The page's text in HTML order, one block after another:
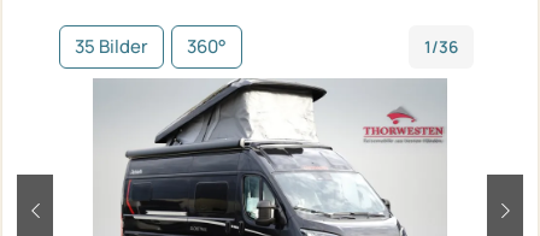
35 Bilder 360° 1/36
zurück